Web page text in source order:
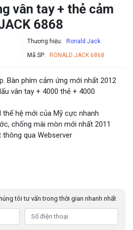
vân tay + thẻ cảm
6868
Thương hiệu: Ronald Jack
Mã SP: RONALD JACK 6868
Bàn phím cảm ứng mới nhất 2012
vân tay + 4000 thẻ + 4000
thế hệ mới của Mỹ cực nhanh
chống mài mòn mới nhất 2011
thông qua Webserver
tôi tư vấn trong thời gian nhanh nhất